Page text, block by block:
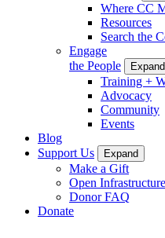
Where CC
Resources
Search the
Engage
the People
Expand
Training +
Advocacy
Community
Events
Blog
Support Us
Expand
Make a Gift
Open
Donor FAQ
Donate